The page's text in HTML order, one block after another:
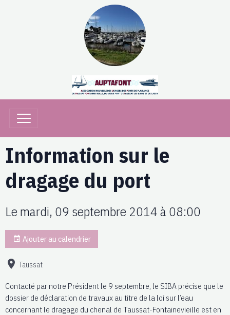
Information sur le
dragage du port
Le mardi, 09 septembre 2014à 08:00
Ajouter au calendrier
Taussat
Contacté par notre Président le 9 septembre, le SIBA précise que le
dossier de déclaration de travaux au titre de la loi sur l’eau
concernant le dragage du chenal de Taussat-Fontainevieille est en